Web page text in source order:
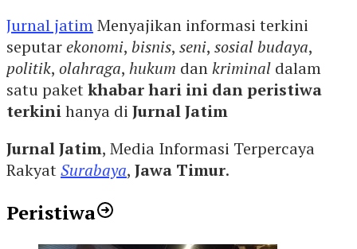
Jurnal jatimMenyajikan informasi terkini
seputarekonomi, bisnis, seni, sosial budaya,
politik, olahraga, hukum dankriminal dalam
satu paketkhabar hari ini dan peristiwa
terkinihanya di Jurnal Jatim
Jurnal Jatim, Media Informasi Terpercaya
RakyatSurabaya, Jawa Timur.
Peristiwa